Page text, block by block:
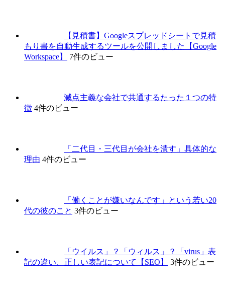
【見積書】Googleスプレッドシートで見積
もり書を自動生成するツールを公開しました【Google
Workspace】
7件のビュー
減点主義な会社で共通するたった１つの特
徴 4件のビュー
「二代目・三代目が会社を潰す」具体的な
理由 4件のビュー
「働くことが嫌いなんです」という若い20
代の彼のこと 3件のビュー
「ウイルス」？「ウィルス」？「virus」表
記の違い、正しい表記について【SEO】
3件のビュー